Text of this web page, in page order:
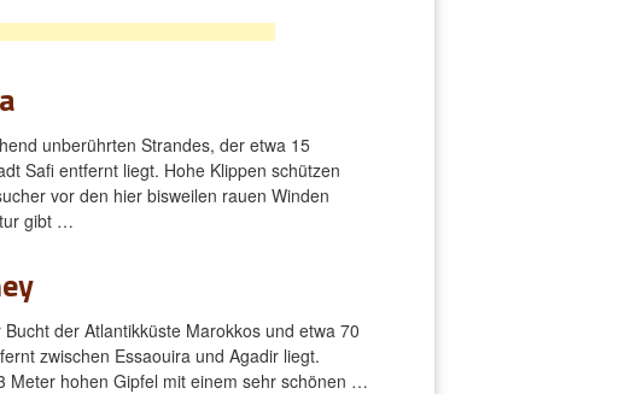
unberührten Strandes, der etwa 15
Safi entfernt liegt. Hohe Klippen schützen
vor den hier bisweilen rauen Winden
gibt …
der Atlantikküste Marokkos und etwa 70
zwischen Essaouira und Agadir liegt.
Meter hohen Gipfel mit einem sehr schönen …